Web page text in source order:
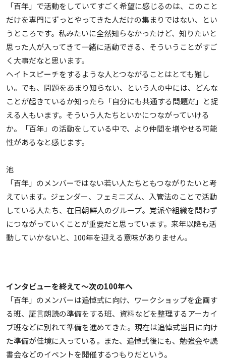
「百年」で活動をしていてすごく希望に感じるのは、このこと
だけを専門にずっとやってきた人だけの集まりではない、とい
うところです。私みたいに全然知らなかったけど、知りたいと
思った人が入ってきて一緒に活動できる、そういうことがすご
く大事だなと思います。
ヘイトスピーチをするような人とつながることはとても難し
い。でも、問題をあまり知らない、という人の中には、どんな
ことが起きているか知ったら「自分にも共通する問題だ」と捉
える人もいます。そういう人たちといかにつながっていける
か。「百年」の活動をしている中で、より仲間を増やせる可能
性があるなと感じます。
池
「百年」のメンバーではない若い人たちともつながりたいと考
えています。ジェンダー、フェミニズム、入管法のことで活動
している人たち、在日朝鮮人のグループ。党派や組織を問わず
につながっていくことが重要だと思っています。来年以降も活
動していかないと、100年を迎える意味がありません。
インタビューを終えて〜次の100年へ
「百年」のメンバーは追悼式に向け、ワークショップを企画す
る班、証言朗読の準備をする班、資料などを整理するアーカイ
ブ班などに別れて準備を進めてきた。現在は追悼式当日に向け
た準備が佳境に入っている。また、追悼式後にも、勉強会や読
書会などのイベントを開催するつもりだという。